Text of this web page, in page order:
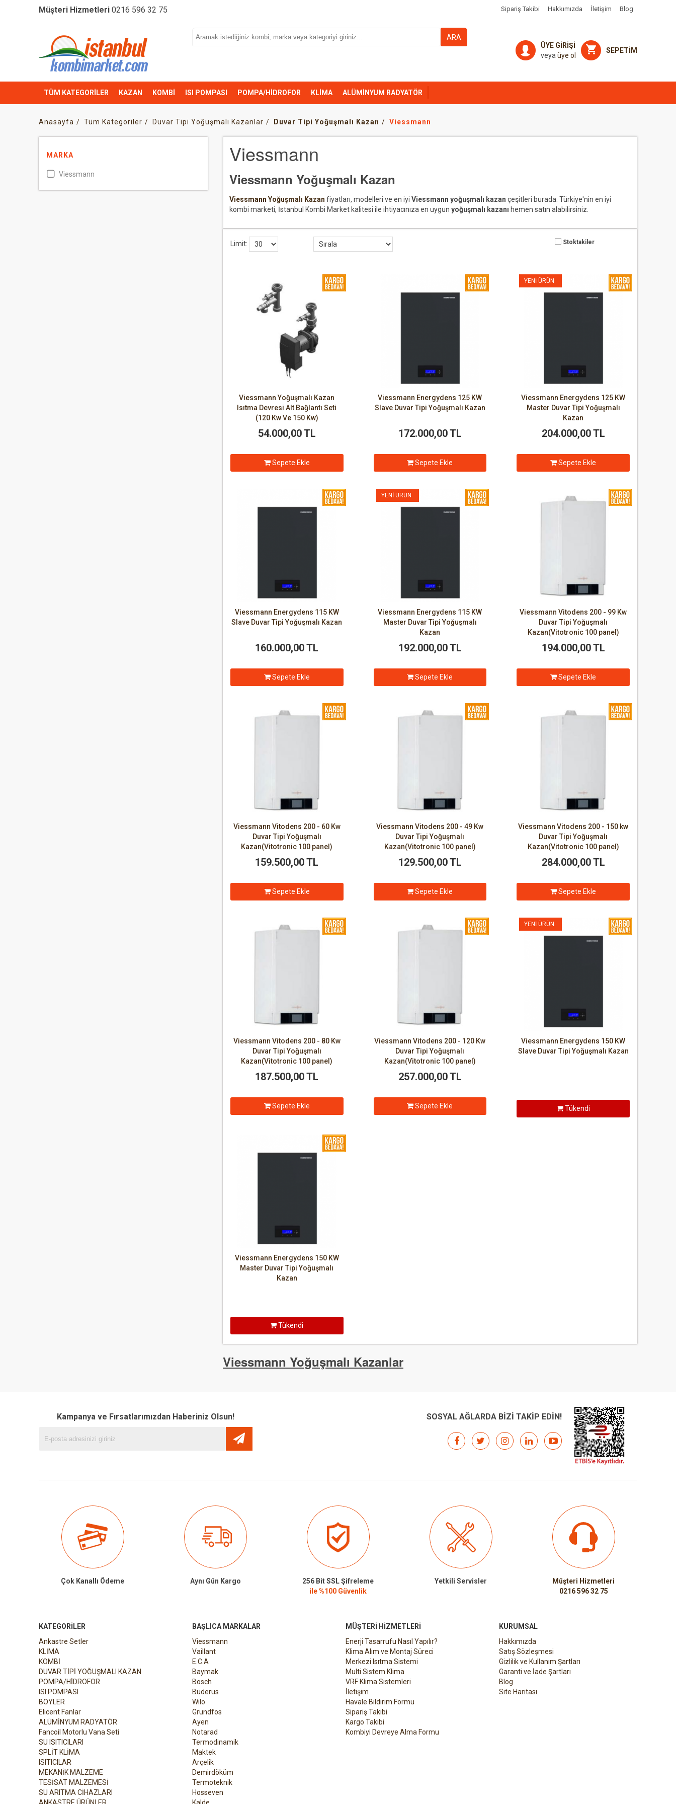
Müşteri Hizmetleri 0216 596 32 75 Sipariş Takibi Hakkımızda İletişim Blog
ARA
ÜYE GİRİŞİ
veya üye ol
SEPETİM
TÜM KATEGORİLER KAZAN KOMBİ ISI POMPASI POMPA/HİDROFOR KLİMA ALÜMİNYUM RADYATÖR
Anasayfa Tüm Kategoriler Duvar Tipi Yoğuşmalı Kazanlar Duvar Tipi Yoğuşmalı Kazan Viessmann
MARKA
Viessmann
Viessmann
Viessmann Yoğuşmalı Kazan
Viessmann Yoğuşmalı Kazan fiyatları, modelleri ve en iyi Viessmann yoğuşmalı kazan çeşitleri burada. Türkiye'nin en iyi
kombi marketi, İstanbul Kombi Market kalitesi ile ihtiyacınıza en uygun yoğuşmalı kazanı hemen satın alabilirsiniz.
Limit: Stoktakiler
Viessmann Yoğuşmalı Kazan
Isıtma Devresi Alt Bağlantı Seti
(120 Kw Ve 150 Kw)
54.000,00 TL
Sepete Ekle
Viessmann Energydens 125 KW
Slave Duvar Tipi Yoğuşmalı Kazan
172.000,00 TL
Sepete Ekle
Viessmann Energydens 125 KW
Master Duvar Tipi Yoğuşmalı
Kazan
YENI ÜRÜN
204.000,00 TL
Sepete Ekle
Viessmann Energydens 115 KW
Slave Duvar Tipi Yoğuşmalı Kazan
160.000,00 TL
Sepete Ekle
Viessmann Energydens 115 KW
Master Duvar Tipi Yoğuşmalı
Kazan
YENI ÜRÜN
192.000,00 TL
Sepete Ekle
Viessmann Vitodens 200 - 99 Kw
Duvar Tipi Yoğuşmalı
Kazan(Vitotronic 100 panel)
194.000,00 TL
Sepete Ekle
Viessmann Vitodens 200 - 60 Kw
Duvar Tipi Yoğuşmalı
Kazan(Vitotronic 100 panel)
159.500,00 TL
Sepete Ekle
Viessmann Vitodens 200 - 49 Kw
Duvar Tipi Yoğuşmalı
Kazan(Vitotronic 100 panel)
129.500,00 TL
Sepete Ekle
Viessmann Vitodens 200 - 150 kw
Duvar Tipi Yoğuşmalı
Kazan(Vitotronic 100 panel)
284.000,00 TL
Sepete Ekle
Viessmann Vitodens 200 - 80 Kw
Duvar Tipi Yoğuşmalı
Kazan(Vitotronic 100 panel)
187.500,00 TL
Sepete Ekle
Viessmann Vitodens 200 - 120 Kw
Duvar Tipi Yoğuşmalı
Kazan(Vitotronic 100 panel)
257.000,00 TL
Sepete Ekle
Viessmann Energydens 150 KW
Slave Duvar Tipi Yoğuşmalı Kazan
YENI ÜRÜN
Tükendi
Viessmann Energydens 150 KW
Master Duvar Tipi Yoğuşmalı
Kazan
Tükendi
Viessmann Yoğuşmalı Kazanlar
Kampanya ve Fırsatlarımızdan Haberiniz Olsun! SOSYAL AĞLARDA BİZİ TAKİP EDİN!
Çok Kanallı Ödeme Aynı Gün Kargo
256 Bit SSL Şifreleme
ile %100 Güvenlik
Yetkili Servisler
Müşteri Hizmetleri
0216 596 32 75
KATEGORILER
Ankastre Setler
KLİMA
KOMBİ
DUVAR TİPİ YOĞUŞMALI KAZAN
POMPA/HİDROFOR
ISI POMPASI
BOYLER
Elicent Fanlar
ALÜMİNYUM RADYATÖR
Fancoil Motorlu Vana Seti
SU ISITICILARI
SPLİT KLİMA
ISITICILAR
MEKANİK MALZEME
TESİSAT MALZEMESİ
SU ARITMA CİHAZLARI
BAŞLICA MARKALAR
Viessmann
Vaillant
E.C.A
Baymak
Bosch
Buderus
Wilo
Grundfos
Ayen
Notarad
Termodinamik
Maktek
Arçelik
Demirdöküm
Termoteknik
Hosseven
MÜŞTERI HIZMETLERI
Enerji Tasarrufu Nasıl Yapılır?
Klima Alım ve Montaj Süreci
Merkezi Isıtma Sistemi
Multi Sistem Klima
VRF Klima Sistemleri
İletişim
Havale Bildirim Formu
Sipariş Takibi
Kargo Takibi
Kombiyi Devreye Alma Formu
KURUMSAL
Hakkımızda
Satış Sözleşmesi
Gizlilik ve Kullanım Şartları
Garanti ve İade Şartları
Blog
Site Haritası